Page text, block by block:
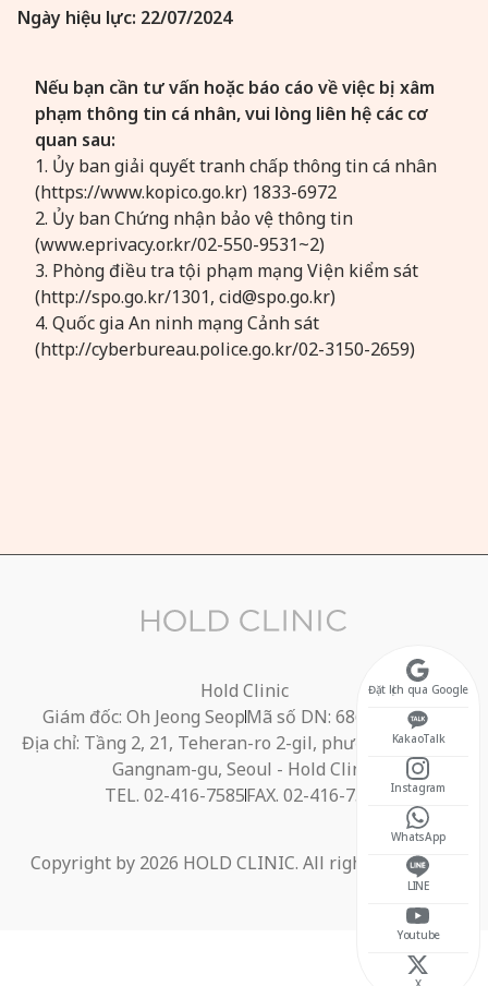
Đặt lịch qua Google
KakaoTalk
Instagram
WhatsApp
LINE
Youtube
Ngày hiệu lực: 22/07/2024
Nếu bạn cần tư vấn hoặc báo cáo về việc bị xâm
phạm thông tin cá nhân, vui lòng liên hệ các cơ
quan sau:
1. Ủy ban giải quyết tranh chấp thông tin cá nhân
(https://www.kopico.go.kr) 1833-6972
2. Ủy ban Chứng nhận bảo vệ thông tin
(www.eprivacy.or.kr/02-550-9531~2)
3. Phòng điều tra tội phạm mạng Viện kiểm sát
(http://spo.go.kr/1301, cid@spo.go.kr)
4. Quốc gia An ninh mạng Cảnh sát
(http://cyberbureau.police.go.kr/02-3150-2659)
Hold Clinic
Giám đốc: Oh Jeong SeopMã số DN: 686-40-01395
Địa chỉ: Tầng 2, 21, Teheran-ro 2-gil, phường Yeoksam,
Gangnam-gu, Seoul - Hold Clinic
TEL. 02-416-7585FAX. 02-416-7584
Copyright by 2026 HOLD CLINIC. All rights reserved.